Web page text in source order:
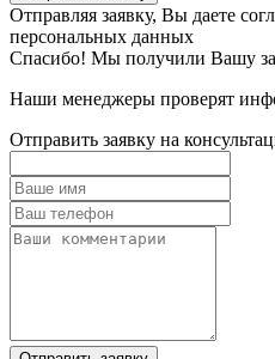
Отправляя заявку, Вы даете
персональных данных
Спасибо! Мы получили Вашу
Наши менеджеры проверят
Отправить заявку на